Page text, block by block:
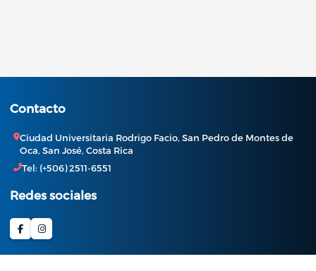
Contacto
Ciudad Universitaria Rodrigo Facio, San Pedro de Montes de
Oca, San José, Costa Rica
Tel: (+506) 2511-6551
Redes sociales